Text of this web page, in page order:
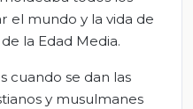
el mundo y la vida de
la Edad Media.
cuando se dan las
y musulmanes